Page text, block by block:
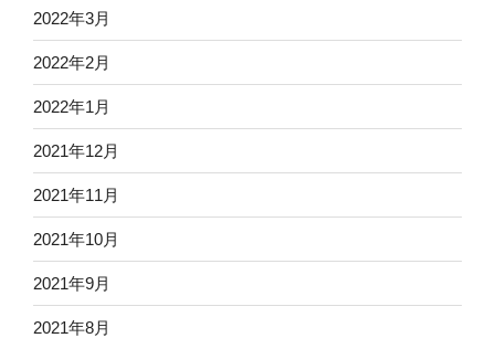
2022年3月
2022年2月
2022年1月
2021年12月
2021年11月
2021年10月
2021年9月
2021年8月